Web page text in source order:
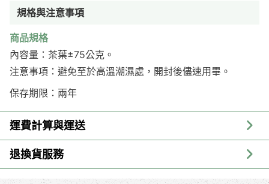
規格與注意事項
商品規格
內容量：茶葉±75公克。
注意事項：避免至於高溫潮濕處，開封後儘速用畢。
保存期限：兩年
運費計算與運送
退換貨服務